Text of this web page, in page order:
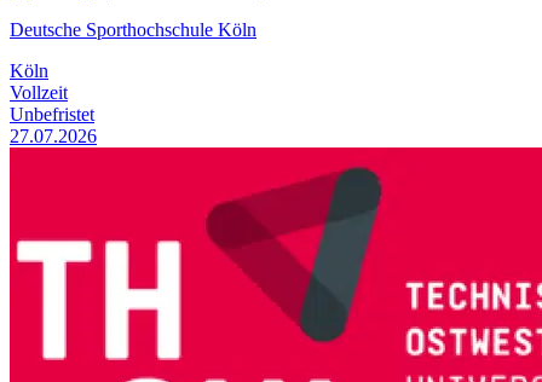
Deutsche Sporthochschule Köln
Köln
Vollzeit
Unbefristet
27.07.2026